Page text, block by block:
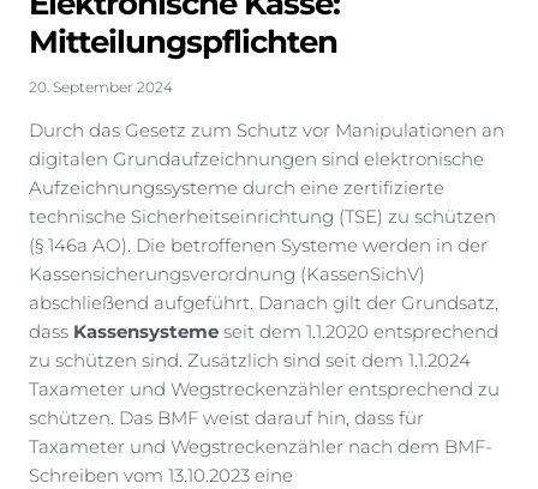
Mitteilungspflichten
20. September 2024
Durch das Gesetz zum Schutz vor Manipulationen an
digitalen Grundaufzeichnungen sind elektronische
Aufzeichnungssysteme durch eine zertifizierte
technische Sicherheitseinrichtung (TSE) zu schützen
(§ 146a AO). Die betroffenen Systeme werden in der
Kassensicherungsverordnung (KassenSichV)
abschließend aufgeführt. Danach gilt der Grundsatz,
dass Kassensysteme seit dem 1.1.2020 entsprechend
zu schützen sind. Zusätzlich sind seit dem 1.1.2024
Taxameter und Wegstreckenzähler entsprechend zu
schützen. Das BMF weist darauf hin, dass für
Taxameter und Wegstreckenzähler nach dem BMF-
Schreiben vom 13.10.2023 eine